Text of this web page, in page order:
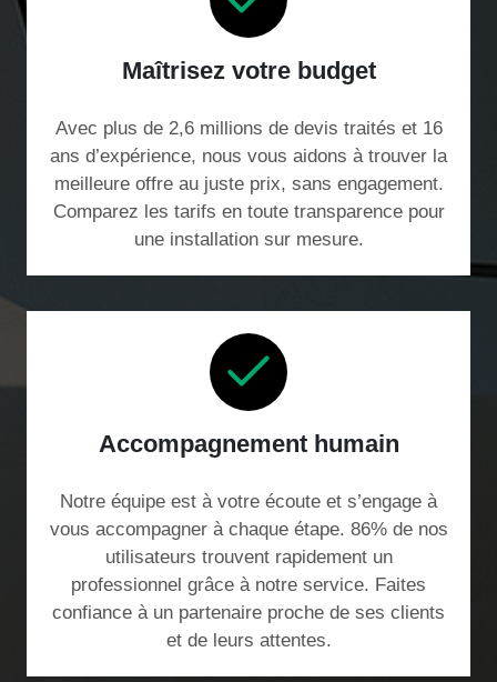
Maîtrisez votre budget
Avec plus de 2,6 millions de devis traités et 16
ans d’expérience, nous vous aidons à trouver la
meilleure offre au juste prix, sans engagement.
Comparez les tarifs en toute transparence pour
une installation sur mesure.
Accompagnement humain
Notre équipe est à votre écoute et s’engage à
vous accompagner à chaque étape. 86% de nos
utilisateurs trouvent rapidement un
professionnel grâce à notre service. Faites
confiance à un partenaire proche de ses clients
et de leurs attentes.